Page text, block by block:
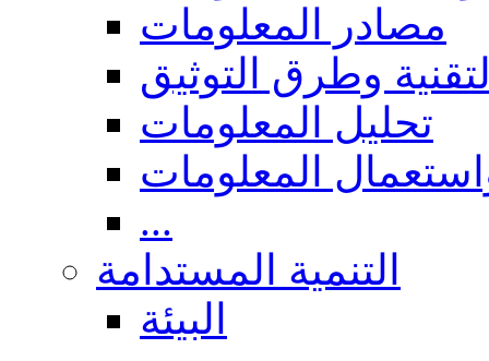
مصادر المعلومات
وطرق التوثيق
تحليل المعلومات
المعلومات
...
التنمية المستدامة
البيئة